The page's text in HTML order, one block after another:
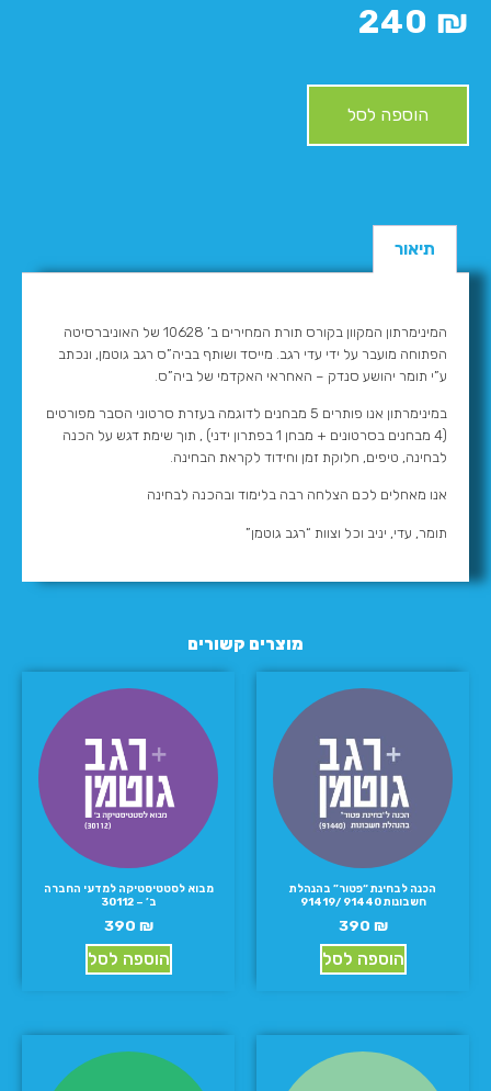
240 ₪
הוספה לסל
מוצרים קשורים
הכנה לבחינת “פטור” בהנהלת
חשבונות 91440 /91419
390 ₪
הוספה לסל
מבוא לסטטיסטיקה למדעי החברה
ב’ – 30112
390 ₪
הוספה לסל
תיאור
המינימרתון המקוון בקורס תורת המחירים ב’ 10628 של האוניברסיטה
הפתוחה מועבר על ידי עדי רגב. מייסד ושותף בביה”ס רגב גוטמן, ונכתב
ע”י תומר יהושע סנדק – האחראי האקדמי של ביה”ס.
במינימרתון אנו פותרים 5 מבחנים לדוגמה בעזרת סרטוני הסבר מפורטים
(4 מבחנים בסרטונים + מבחן 1 בפתרון ידני) , תוך שימת דגש על הכנה
לבחינה, טיפים, חלוקת זמן וחידוד לקראת הבחינה.
אנו מאחלים לכם הצלחה רבה בלימוד ובהכנה לבחינה
תומר, עדי, יניב וכל וצוות “רגב גוטמן”